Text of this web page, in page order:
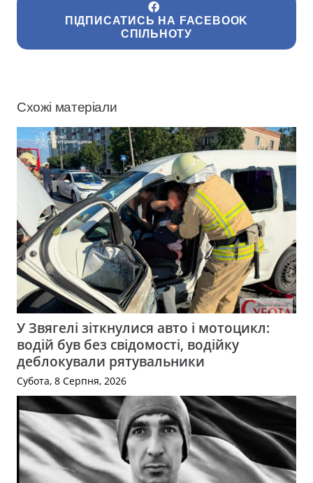
ПІДПИСАТИСЬ НА FACEBOOK
СПІЛЬНОТУ
Схожі матеріали
У Звягелі зіткнулися авто і мотоцикл:
водій був без свідомості, водійку
деблокували рятувальники
Субота, 8 Серпня, 2026